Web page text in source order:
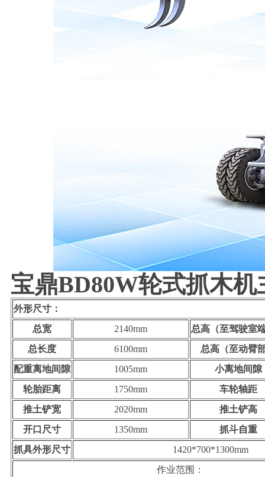
宝鼎BD80W轮式抓木
外形尺寸：
总宽
2140mm
总高（至驾驶室
总长度
6100mm
总高（至动臂
配重离地间隙
1005mm
小离地间隙
轮胎距离
1750mm
车轮轴距
推土铲宽
2020mm
推土铲高
开口尺寸
1350mm
抓斗自重
抓具外形尺寸
1420*700*1300mm
作业范围：